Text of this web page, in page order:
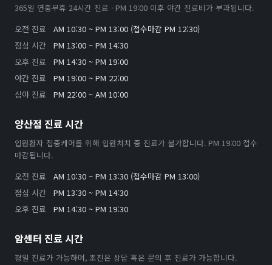
365일 연중무휴 24시간 진료 · PM 19:00 이후 야간 진료비가 부과됩니다.
오전 진료
AM 10:30 ~ PM 13:00 (접수마감 PM 12:30)
점심 시간
PM 13:00 ~ PM 14:30
오후 진료
PM 14:30 ~ PM 19:00
야간 진료
PM 19:00 ~ PM 22:00
심야 진료
PM 22:00 ~ AM 10:00
양산점 진료 시간
입원환자 집중케어를 위해 입원처치 중 진료가 불가합니다. PM 19:00 접수
마감됩니다.
오전 진료
AM 10:30 ~ PM 13:30 (접수마감 PM 13:00)
점심 시간
PM 13:30 ~ PM 14:30
오후 진료
PM 14:30 ~ PM 19:30
암센터 진료 시간
평일 진료가 가능하며, 초진은 상담 혹은 문의 후 진료가 가능합니다.